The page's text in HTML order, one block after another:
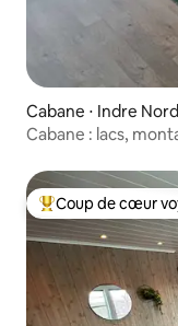
Cabane ⋅ Indre
Cabane : lacs,
Coups de cœur
Coup de cœur